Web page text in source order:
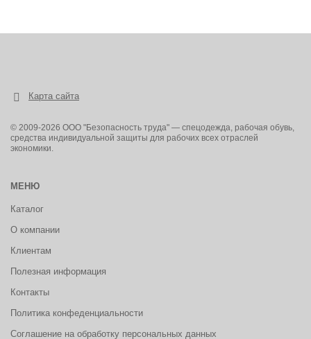
Карта сайта
© 2009-2026 ООО "Безопасность труда" — спецодежда, рабочая обувь,
средства индивидуальной защиты для рабочих всех отраслей
экономики.
МЕНЮ
Каталог
О компании
Клиентам
Полезная информация
Контакты
Политика конфеденциальности
Соглашение на обработку персональных данных